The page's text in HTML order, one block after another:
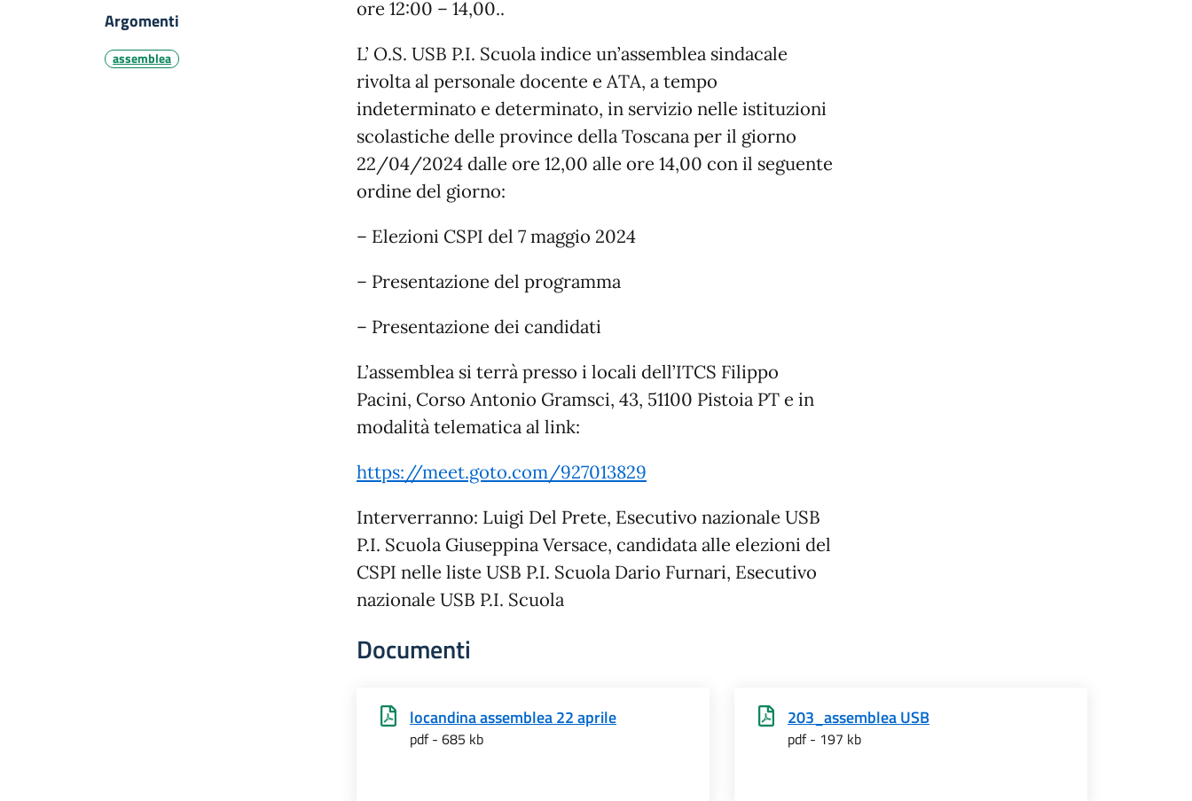
ore 12:00 – 14,00..
L’ O.S. USB P.I. Scuola indice un’assemblea sindacale
rivolta al personale docente e ATA, a tempo
indeterminato e determinato, in servizio nelle istituzioni
scolastiche delle province della Toscana per il giorno
22/04/2024 dalle ore 12,00 alle ore 14,00 con il seguente
ordine del giorno:
– Elezioni CSPI del 7 maggio 2024
– Presentazione del programma
– Presentazione dei candidati
L’assemblea si terrà presso i locali dell’ITCS Filippo
Pacini, Corso Antonio Gramsci, 43, 51100 Pistoia PT e in
modalità telematica al link:
https://meet.goto.com/927013829
Interverranno: Luigi Del Prete, Esecutivo nazionale USB
P.I. Scuola Giuseppina Versace, candidata alle elezioni del
CSPI nelle liste USB P.I. Scuola Dario Furnari, Esecutivo
nazionale USB P.I. Scuola
Documenti
locandina assemblea 22 aprile
pdf - 685 kb
203_assemblea USB
pdf - 197 kb
Argomenti
assemblea